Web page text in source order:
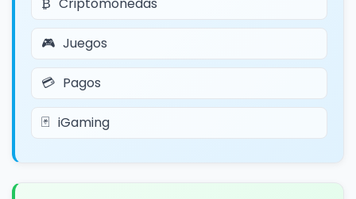
Juegos
Pagos
iGaming